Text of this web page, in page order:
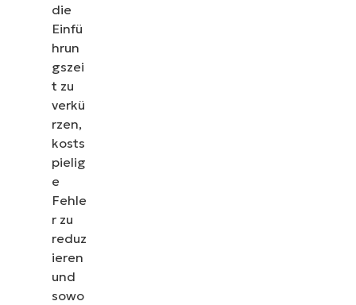
die
Einfü
hrun
gszei
t zu
verkü
rzen,
kosts
pielig
e
Fehle
r zu
reduz
ieren
und
sowo